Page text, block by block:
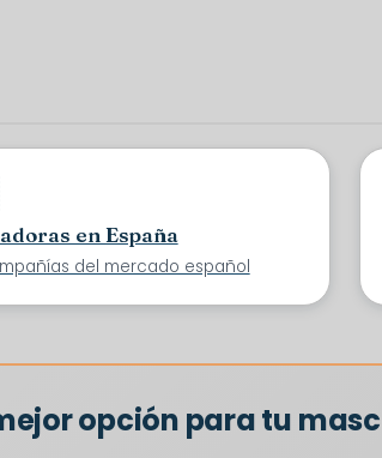
en España
del mercado español
opción para tu